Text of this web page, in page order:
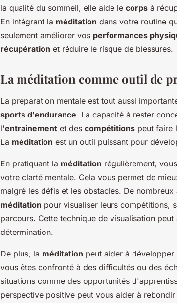
la qualité du sommeil, elle aide le corps à
En intégrant la méditation dans votre routine
seulement améliorer vos performances
récupération et réduire le risque de blessures.
La méditation comme outil de
La préparation mentale est tout aussi
sports d'endurance. La capacité à rester
l'entrainement et des compétitions peut faire
La méditation est un outil puissant pour
En pratiquant la méditation régulièrement,
votre clarté mentale. Cela vous permet de
malgré les défis et les obstacles. De
méditation pour visualiser leurs compétitions,
parcours. Cette technique de visualisation
détermination.
De plus, la méditation peut aider à
vous êtes confronté à des difficultés ou des
situations comme des opportunités
perspective positive peut vous aider à